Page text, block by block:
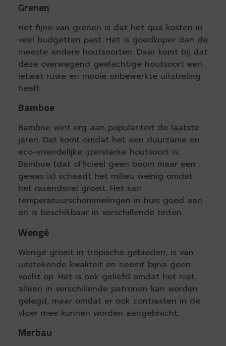
Grenen
Het fijne van grenen is dat het qua kosten in
veel budgetten past. Het is goedkoper dan de
meeste andere houtsoorten. Daar komt bij dat
deze overwegend geelachtige houtsoort een
ietwat ruwe en mooie onbewerkte uitstraling
heeft.
Bamboe
Bamboe wint erg aan populariteit de laatste
jaren. Dat komt omdat het een duurzame en
eco-vriendelijke ijzersterke houtsoort is.
Bamboe (dat officieel geen boom maar een
gewas is) schaadt het milieu weinig omdat
het razendsnel groeit. Het kan
temperatuurschommelingen in huis goed aan
en is beschikbaar in verschillende tinten.
Wengé
Wengé groeit in tropische gebieden, is van
uitstekende kwaliteit en neemt bijna geen
vocht op. Het is ook geliefd omdat het niet
alleen in verschillende patronen kan worden
gelegd, maar omdat er ook contrasten in de
vloer mee kunnen worden aangebracht.
Merbau